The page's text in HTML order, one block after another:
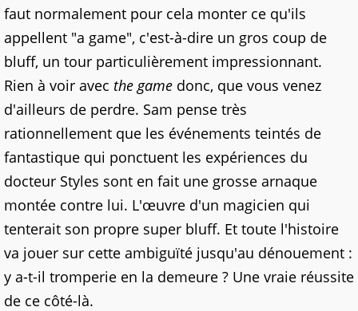
faut normalement pour cela monter ce qu'ils
appellent "a game", c'est-à-dire un gros coup de
bluff, un tour particulièrement impressionnant.
Rien à voir avec the game donc, que vous venez
d'ailleurs de perdre. Sam pense très
rationnellement que les événements teintés de
fantastique qui ponctuent les expériences du
docteur Styles sont en fait une grosse arnaque
montée contre lui. L'œuvre d'un magicien qui
tenterait son propre super bluff. Et toute l'histoire
va jouer sur cette ambiguïté jusqu'au dénouement :
y a-t-il tromperie en la demeure ? Une vraie réussite
de ce côté-là.